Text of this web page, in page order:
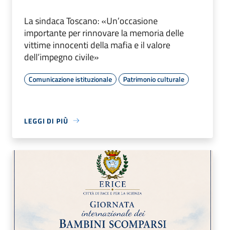
La sindaca Toscano: «Un’occasione
importante per rinnovare la memoria delle
vittime innocenti della mafia e il valore
dell’impegno civile»
Comunicazione istituzionale Patrimonio culturale
LEGGI DI PIÙ